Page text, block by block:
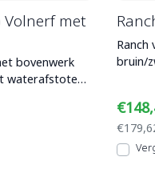
met
bovenwerk
waterafstotend
Ranch
bruin/